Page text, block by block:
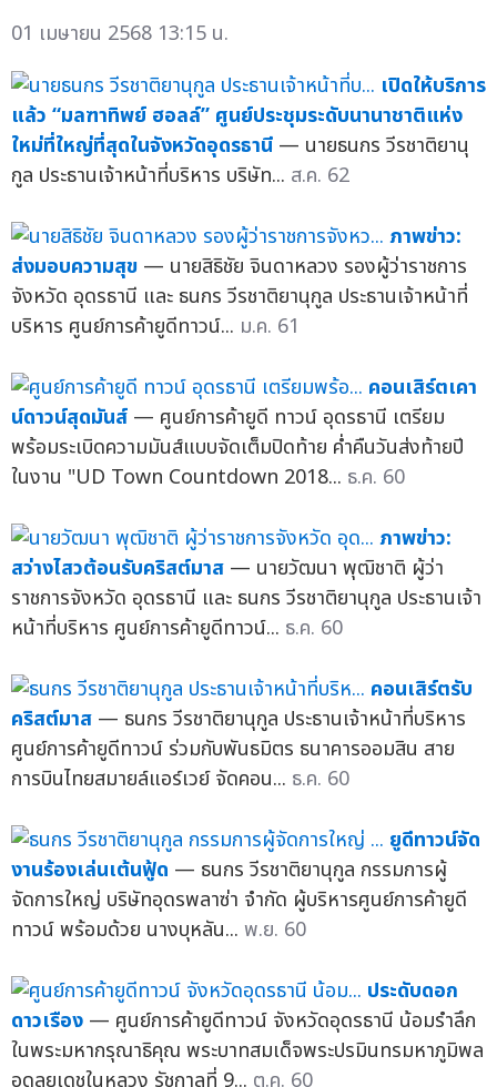
01 เมษายน 2568 13:15 น.
เปิดให้บริการ
แล้ว “มลฑาทิพย์ ฮอลล์” ศูนย์ประชุมระดับนานาชาติแห่ง
ใหม่ที่ใหญ่ที่สุดในจังหวัดอุดรธานี — นายธนกร วีรชาติยานุ
กูล ประธานเจ้าหน้าที่บริหาร บริษัท... ส.ค. 62
ภาพข่าว:
ส่งมอบความสุข — นายสิธิชัย จินดาหลวง รองผู้ว่าราชการ
จังหวัด อุดรธานี และ ธนกร วีรชาติยานุกูล ประธานเจ้าหน้าที่
บริหาร ศูนย์การค้ายูดีทาวน์... ม.ค. 61
คอนเสิร์ตเคา
น์ดาวน์สุดมันส์ — ศูนย์การค้ายูดี ทาวน์ อุดรธานี เตรียม
พร้อมระเบิดความมันส์แบบจัดเต็มปิดท้าย ค่ำคืนวันส่งท้ายปี
ในงาน "UD Town Countdown 2018... ธ.ค. 60
ภาพข่าว:
สว่างไสวต้อนรับคริสต์มาส — นายวัฒนา พุฒิชาติ ผู้ว่า
ราชการจังหวัด อุดรธานี และ ธนกร วีรชาติยานุกูล ประธานเจ้า
หน้าที่บริหาร ศูนย์การค้ายูดีทาวน์... ธ.ค. 60
คอนเสิร์ตรับ
คริสต์มาส — ธนกร วีรชาติยานุกูล ประธานเจ้าหน้าที่บริหาร
ศูนย์การค้ายูดีทาวน์ ร่วมกับพันธมิตร ธนาคารออมสิน สาย
การบินไทยสมายล์แอร์เวย์ จัดคอน... ธ.ค. 60
ยูดีทาวน์จัด
งานร้องเล่นเต้นฟู้ด — ธนกร วีรชาติยานุกูล กรรมการผู้
จัดการใหญ่ บริษัทอุดรพลาซ่า จำกัด ผู้บริหารศูนย์การค้ายูดี
ทาวน์ พร้อมด้วย นางบุหลัน... พ.ย. 60
ประดับดอก
ดาวเรือง — ศูนย์การค้ายูดีทาวน์ จังหวัดอุดรธานี น้อมรำลึก
ในพระมหากรุณาธิคุณ พระบาทสมเด็จพระปรมินทรมหาภูมิพล
อดุลยเดชในหลวง รัชกาลที่ 9... ต.ค. 60